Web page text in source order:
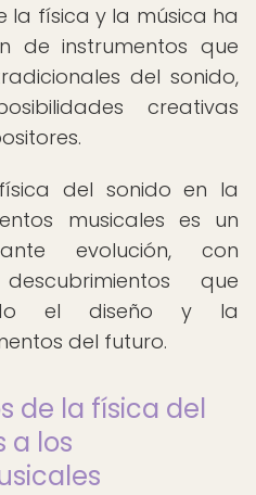
la física y la música ha
de instrumentos que
del sonido,
creativas
del sonido en la
musicales es un
evolución, con
que
el diseño y la
del futuro.
de la física del
a los